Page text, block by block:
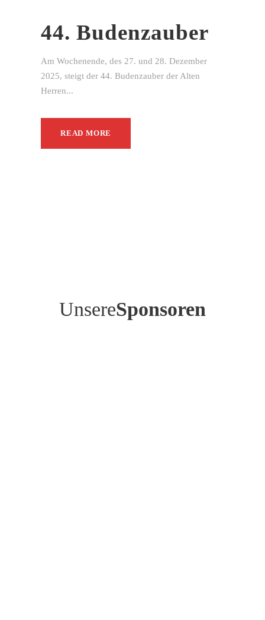
44. Budenzauber
Am Wochenende, des 27. und 28. Dezember
2025, steigt der 44. Budenzauber der Alten
Herren...
READ MORE
UnsereSponsoren